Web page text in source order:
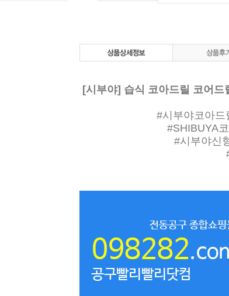
[시부야] 습식 코아드릴 코어
#시부야코아드
#SHIBUYA
#시부야신